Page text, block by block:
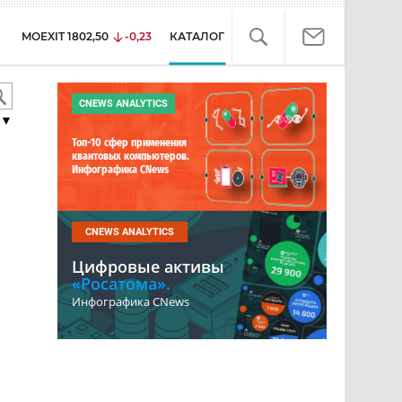
MOEXIT 1802,50 -0,23 КАТАЛОГ
▼
CNEWS ANALYTICS
Топ-10 сфер применения
квантовых компьютеров.
Инфографика CNews
CNEWS ANALYTICS
Цифровые активы
«Росатома».
Инфографика CNews